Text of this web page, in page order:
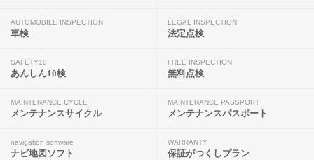
AUTOMOBILE INSPECTION
車検
LEGAL INSPECTION
法定点検
SAFETY10
あんしん10検
FREE INSPECTION
無料点検
MAINTENANCE CYCLE
メンテナンスサイクル
MAINTENANCE PASSPORT
メンテナンスパスポート
navigation software
ナビ地図ソフト
WARRANTY
保証がつくしプラン